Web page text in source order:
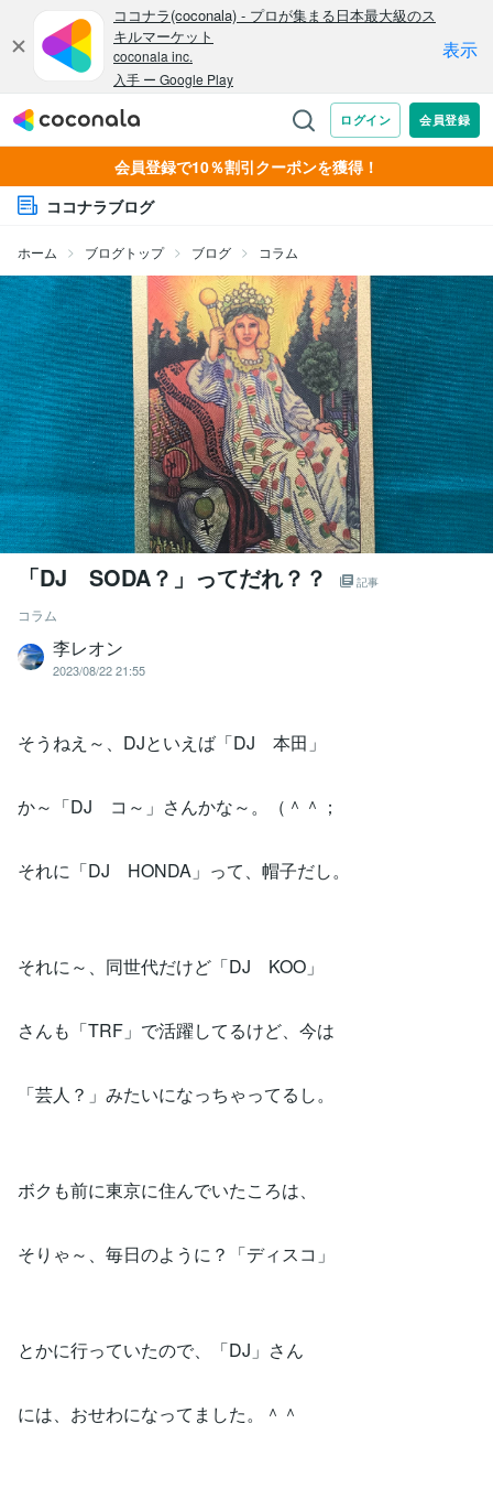
会員登録で10％割引クーポンを獲得！
ココナラブログ
ホーム ブログトップ ブログ コラム
「DJ SODA？」ってだれ？？ 記事
コラム
李レオン
2023/08/22 21:55
そうねえ～、DJといえば「DJ 本田」
か～「DJ コ～」さんかな～。（＾＾；
それに「DJ HONDA」って、帽子だし。
それに～、同世代だけど「DJ KOO」
さんも「TRF」で活躍してるけど、今は
「芸人？」みたいになっちゃってるし。
ボクも前に東京に住んでいたころは、
そりゃ～、毎日のように？「ディスコ」
とかに行っていたので、「DJ」さん
には、おせわになってました。＾＾